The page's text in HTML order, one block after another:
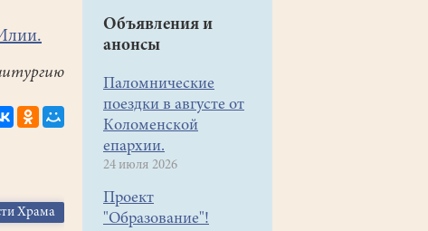
Храма
Объявления и
анонсы
Паломнические
поездки в августе от
Коломенской
епархии.
24 июля 2026
Проект
"Образование"!